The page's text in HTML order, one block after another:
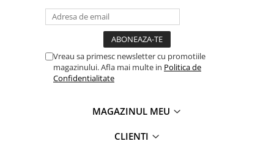
Vreau sa primesc newsletter cu promotiile
magazinului. Afla mai multe in Politica de
Confidentialitate
MAGAZINUL MEU
CLIENTI